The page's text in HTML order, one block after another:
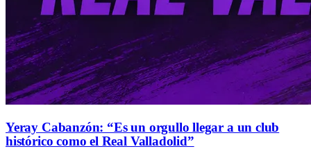
Yeray Cabanzón: “Es un orgullo llegar a un club
histórico como el Real Valladolid”